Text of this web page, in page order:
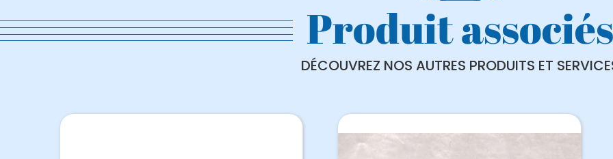
Produit associés
DÉCOUVREZ NOS AUTRES PRODUITS ET